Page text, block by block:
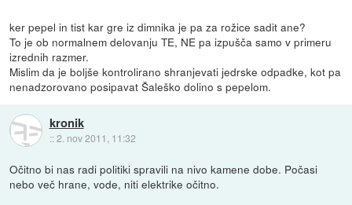
ker pepel in tist kar gre iz dimnika je pa za rožice sadit ane?
To je ob normalnem delovanju TE, NE pa izpušča samo v primeru
izrednih razmer.
Mislim da je boljše kontrolirano shranjevati jedrske odpadke, kot pa
nenadzorovano posipavat Šaleško dolino s pepelom.
kronik
::2. nov 2011, 11:32
Očitno bi nas radi politiki spravili na nivo kamene dobe. Počasi
nebo več hrane, vode, niti elektrike očitno.